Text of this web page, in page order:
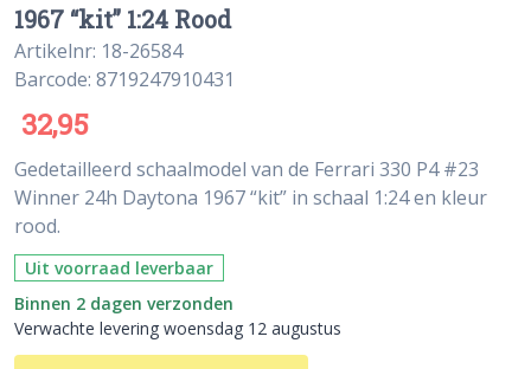
1967 “kit” 1:24 Rood
Artikelnr: 18-26584
Barcode: 8719247910431
32,95
Gedetailleerd schaalmodel van de Ferrari 330 P4 #23
Winner 24h Daytona 1967 “kit” in schaal 1:24 en kleur
rood.
Uit voorraad leverbaar
Binnen 2 dagen verzonden
Verwachte levering woensdag 12 augustus